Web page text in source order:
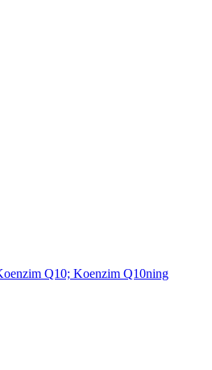
Q10; Koenzim Q10ning